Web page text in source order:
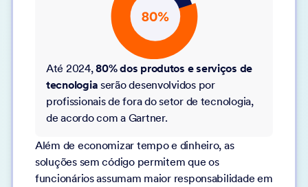
Até 2024,80% dos produtos e serviços de
tecnologia serão desenvolvidos por
profissionais de fora do setor de tecnologia,
de acordo com a Gartner.
Além de economizar tempo e dinheiro, as
soluções sem código permitem que os
funcionários assumam maior responsabilidade em